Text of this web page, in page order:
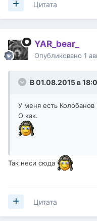
Цитата
YAR_bear_
Опубликовано 1
В 01.08.2015 в
У меня есть Колобанов
О как.
Так неси сюда
Цитата